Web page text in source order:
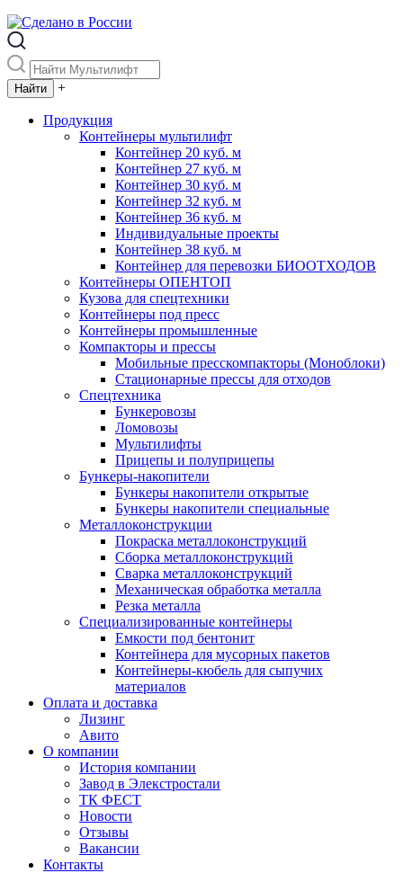
+
Продукция
Контейнеры мультилифт
Контейнер 20 куб. м
Контейнер 27 куб. м
Контейнер 30 куб. м
Контейнер 32 куб. м
Контейнер 36 куб. м
Индивидуальные проекты
Контейнер 38 куб. м
Контейнер для перевозки БИООТХОДОВ
Контейнеры ОПЕНТОП
Кузова для спецтехники
Контейнеры под пресс
Контейнеры промышленные
Компакторы и прессы
Мобильные пресскомпакторы (Моноблоки)
Стационарные прессы для отходов
Спецтехника
Бункеровозы
Ломовозы
Мультилифты
Прицепы и полуприцепы
Бункеры-накопители
Бункеры накопители открытые
Бункеры накопители специальные
Металлоконструкции
Покраска металлоконструкций
Сборка металлоконструкций
Сварка металлоконструкций
Механическая обработка металла
Резка металла
Специализированные контейнеры
Емкости под бентонит
Контейнера для мусорных пакетов
Контейнеры-кюбель для сыпучих
материалов
Оплата и доставка
Лизинг
Авито
О компании
История компании
Завод в Элекстростали
ТК ФЕСТ
Новости
Отзывы
Вакансии
Контакты